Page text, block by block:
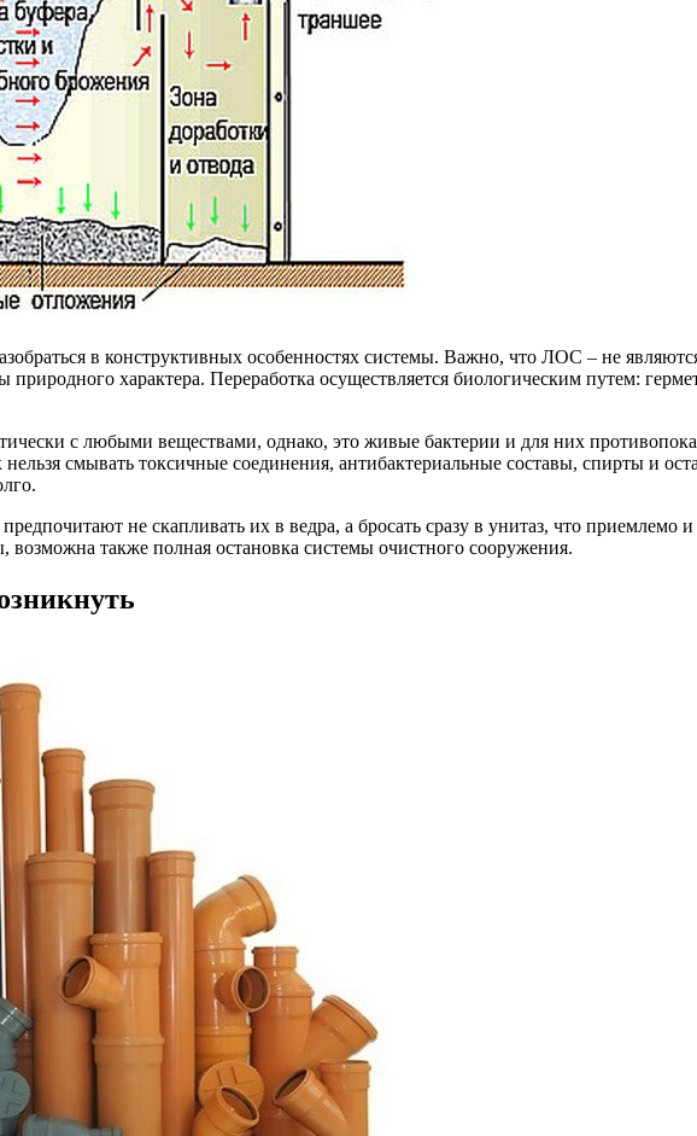
в конструктивных особенностях системы. Важно, что ЛОС – не
природного характера. Переработка осуществляется биологическим путем:
с любыми веществами, однако, это живые бактерии и для них
смывать токсичные соединения, антибактериальные составы, спирты и
не скапливать их в ведра, а бросать сразу в унитаз, что
также полная остановка системы очистного сооружения.